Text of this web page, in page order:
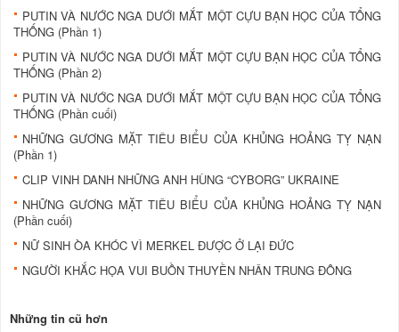
PUTIN VÀ NƯỚC NGA DƯỚI MẮT MỘT CỰU BẠN HỌC CỦA TỔNG
THỐNG (Phần 1)
PUTIN VÀ NƯỚC NGA DƯỚI MẮT MỘT CỰU BẠN HỌC CỦA TỔNG
THỐNG (Phần 2)
PUTIN VÀ NƯỚC NGA DƯỚI MẮT MỘT CỰU BẠN HỌC CỦA TỔNG
THỐNG (Phần cuối)
NHỮNG GƯƠNG MẶT TIÊU BIỂU CỦA KHỦNG HOẢNG TỴ NẠN
(Phần 1)
CLIP VINH DANH NHỮNG ANH HÙNG “CYBORG” UKRAINE
NHỮNG GƯƠNG MẶT TIÊU BIỂU CỦA KHỦNG HOẢNG TỴ NẠN
(Phần cuối)
NỮ SINH ÒA KHÓC VÌ MERKEL ĐƯỢC Ở LẠI ĐỨC
NGƯỜI KHẮC HỌA VUI BUỒN THUYỀN NHÂN TRUNG ĐÔNG
Những tin cũ hơn